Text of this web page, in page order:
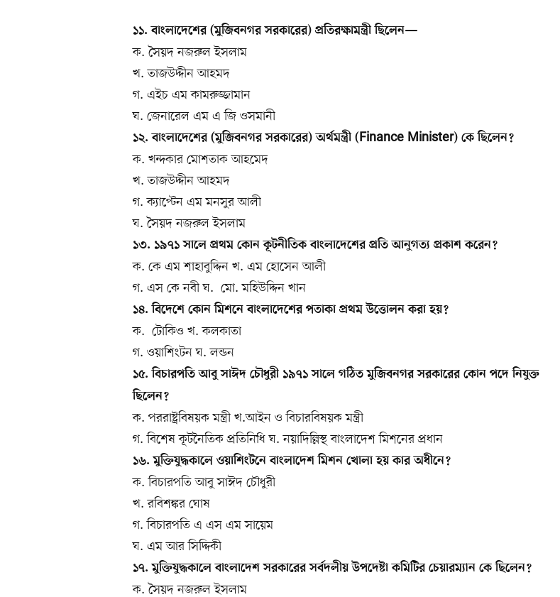
১১. বাংলাদেশের (মুজিবনগর সরকারের) প্রতিরক্ষামন্ত্রী ছিলেন—
ক. সৈয়দ নজরুল ইসলাম
খ. তাজউদ্দীন আহমদ
গ. এইচ এম কামরুজ্জামান
ঘ. জেনারেল এম এ জি ওসমানী
১২. বাংলাদেশের (মুজিবনগর সরকারের) অর্থমন্ত্রী (Finance Minister) কে ছিলেন?
ক. খন্দকার মোশতাক আহমেদ
খ. তাজউদ্দীন আহমদ
গ. ক্যাপ্টেন এম মনসুর আলী
ঘ. সৈয়দ নজরুল ইসলাম
১৩. ১৯৭১ সালে প্রথম কোন কূটনীতিক বাংলাদেশের প্রতি আনুগত্য প্রকাশ করেন?
ক. কে এম শাহাবুদ্দিন খ. এম হোসেন আলী
গ. এস কে নবী ঘ. মো. মহিউদ্দিন খান
১৪. বিদেশে কোন মিশনে বাংলাদেশের পতাকা প্রথম উত্তোলন করা হয়?
ক. টোকিও খ. কলকাতা
গ. ওয়াশিংটন ঘ. লন্ডন
১৫. বিচারপতি আবু সাঈদ চৌধুরী ১৯৭১ সালে গঠিত মুজিবনগর সরকারের কোন পদে নিযুক্ত
ছিলেন?
ক. পররাষ্ট্রবিষয়ক মন্ত্রী খ.আইন ও বিচারবিষয়ক মন্ত্রী
গ. বিশেষ কূটনৈতিক প্রতিনিধি ঘ. নয়াদিল্লিস্থ বাংলাদেশ মিশনের প্রধান
১৬. মুক্তিযুদ্ধকালে ওয়াশিংটনে বাংলাদেশ মিশন খোলা হয় কার অধীনে?
ক. বিচারপতি আবু সাঈদ চৌধুরী
খ. রবিশঙ্কর ঘোষ
গ. বিচারপতি এ এস এম সায়েম
ঘ. এম আর সিদ্দিকী
১৭. মুক্তিযুদ্ধকালে বাংলাদেশ সরকারের সর্বদলীয় উপদেষ্টা কমিটির চেয়ারম্যান কে ছিলেন?
ক. সৈয়দ নজরুল ইসলাম